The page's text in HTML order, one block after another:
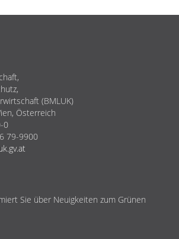
(BMLUK)
Österreich
0
79-9900
Sie über Neuigkeiten zum Grünen